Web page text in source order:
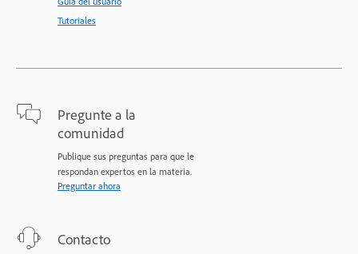
Tutoriales
Pregunte a la
comunidad
Publique sus preguntas para que le
respondan expertos en la materia.
Preguntar ahora
Contacto